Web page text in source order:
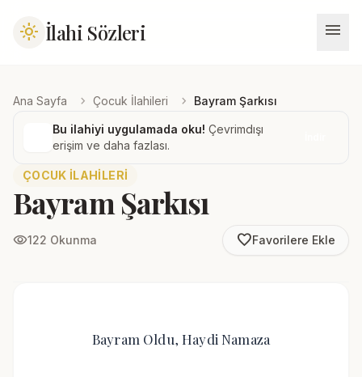
light_mode İlahi Sözleri menu
Ana Sayfa chevron_right Çocuk İlahileri chevron_right Bayram Şarkısı
Bu ilahiyi uygulamada oku! Çevrimdışı
erişim ve daha fazlası.
ÇOCUK İLAHILERI
Bayram Şarkısı
visibility122 Okunma favorite_borderFavorilere Ekle
Bayram Oldu, Haydi Namaza